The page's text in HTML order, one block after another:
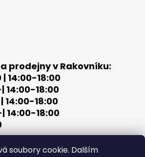
soubory cookie. Dalším
prodejny v Rakovníku:
| 14:00-18:00
18:00
14:00-18:00
18:00
859